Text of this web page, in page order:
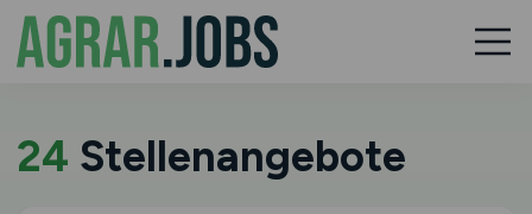
24 Stellenangebote